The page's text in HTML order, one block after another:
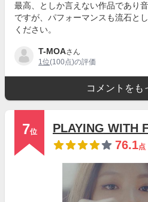
最高、としか言えない作品であり
ですが、パフォーマンスも流石と
ください。
T-MOAさん
1位(100点)の評価
コメントをも
7位
PLAYING WITH
76.1点